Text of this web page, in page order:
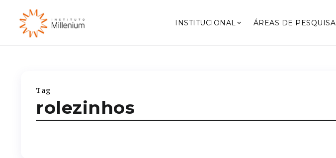
INSTITUCIONAL ÁREAS DE PESQUISA
Tag
rolezinhos